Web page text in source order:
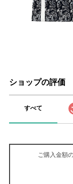
ショップの評価
すべて
ご購入金額